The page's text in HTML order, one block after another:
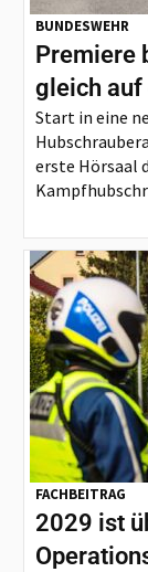
BUNDESWEHR
Premiere
gleich auf
Start in eine
erste Hörsaal
FACHBEITRAG
2029 ist